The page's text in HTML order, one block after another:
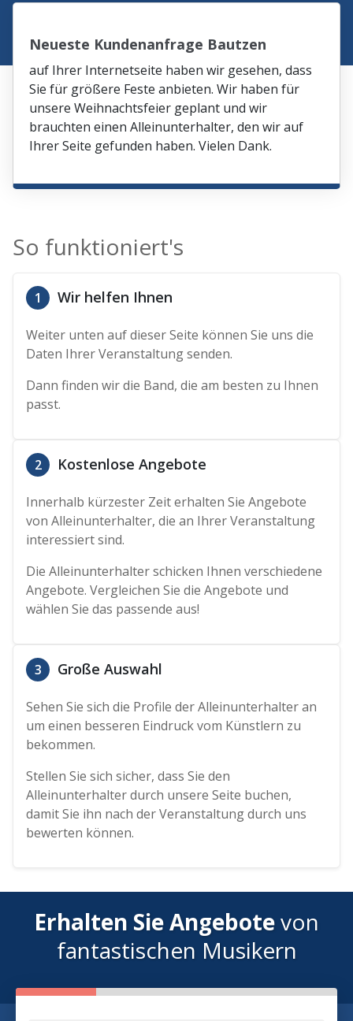
Neueste Kundenanfrage Bautzen
auf Ihrer Internetseite haben wir gesehen, dass
Sie für größere Feste anbieten. Wir haben für
unsere Weihnachtsfeier geplant und wir
brauchten einen Alleinunterhalter, den wir auf
Ihrer Seite gefunden haben. Vielen Dank.
So funktioniert's
1 Wir helfen Ihnen
Weiter unten auf dieser Seite können Sie uns die
Daten Ihrer Veranstaltung senden.
Dann finden wir die Band, die am besten zu Ihnen
passt.
2 Kostenlose Angebote
Innerhalb kürzester Zeit erhalten Sie Angebote
von Alleinunterhalter, die an Ihrer Veranstaltung
interessiert sind.
Die Alleinunterhalter schicken Ihnen verschiedene
Angebote. Vergleichen Sie die Angebote und
wählen Sie das passende aus!
3 Große Auswahl
Sehen Sie sich die Profile der Alleinunterhalter an
um einen besseren Eindruck vom Künstlern zu
bekommen.
Stellen Sie sich sicher, dass Sie den
Alleinunterhalter durch unsere Seite buchen,
damit Sie ihn nach der Veranstaltung durch uns
bewerten können.
Erhalten Sie Angebotevon
fantastischen Musikern